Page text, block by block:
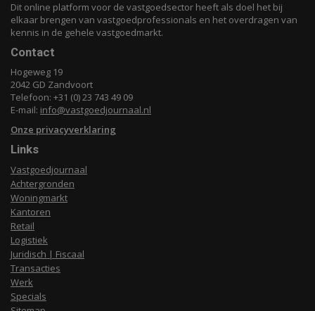
Dit online platform voor de vastgoedsector heeft als doel het bij
elkaar brengen van vastgoedprofessionals en het overdragen van
kennis in de gehele vastgoedmarkt.
Contact
Hogeweg 19
2042 GD Zandvoort
Telefoon: +31 (0) 23 743 49 09
E-mail: info@vastgoedjournaal.nl
Onze privacyverklaring
Links
Vastgoedjournaal
Achtergronden
Woningmarkt
Kantoren
Retail
Logistiek
Juridisch | Fiscaal
Transacties
Werk
Specials